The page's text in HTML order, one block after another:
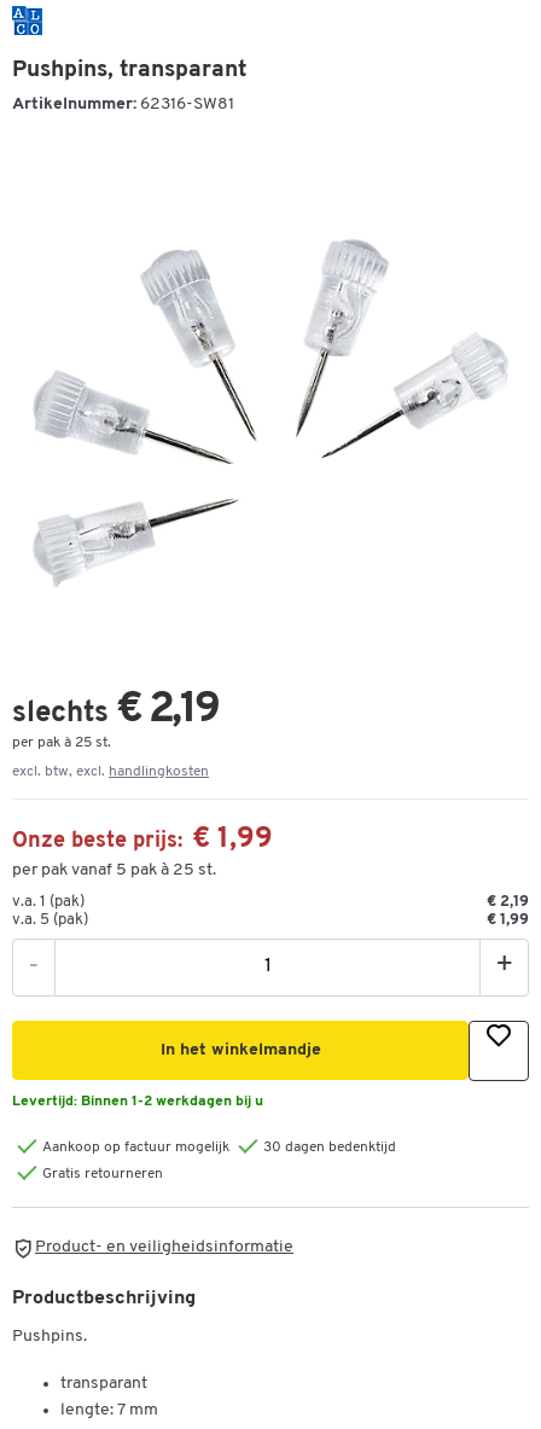
Pushpins, transparant
Artikelnummer: 62316-SW81
slechts € 2,19
per pak à 25 st.
excl. btw, excl. handlingkosten
Onze beste prijs: € 1,99
per pak vanaf 5 pak à 25 st.
v.a. 1 (pak)
€ 2,19
v.a. 5 (pak)
€ 1,99
- +
In het winkelmandje
Levertijd: Binnen 1-2 werkdagen bij u
Aankoop op factuur mogelijk
30 dagen bedenktijd
Gratis retourneren
Product- en veiligheidsinformatie
Productbeschrijving
Pushpins.
transparant
lengte: 7 mm